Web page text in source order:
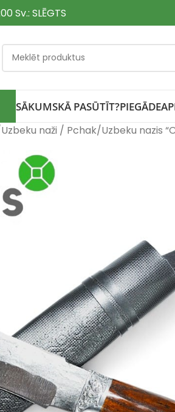
Sv.: SLĒGTS
SĀKUMSKĀ PASŪTĪT?PIEGĀDE
Uzbeku naži / Pchak Uzbeku nazis